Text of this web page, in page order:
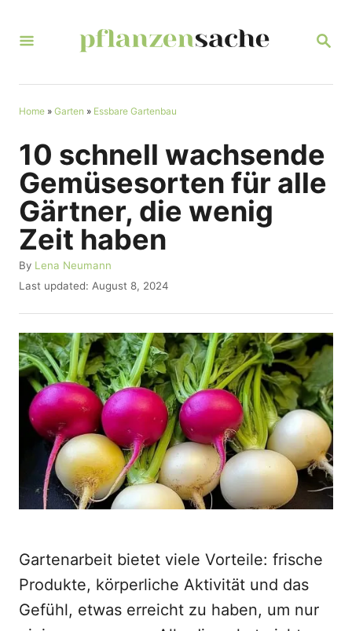
S
R
Home » Garten » Essbare Gartenbau
10 schnell wachsende
Gemüsesorten für alle
Gärtner, die wenig
Zeit haben
By A
u
h
o
r
Lena Neumann
P
s
t
e
d
Last updated: August 8, 2024
Gartenarbeit bietet viele Vorteile: frische
Produkte, körperliche Aktivität und das
Gefühl, etwas erreicht zu haben, um nur